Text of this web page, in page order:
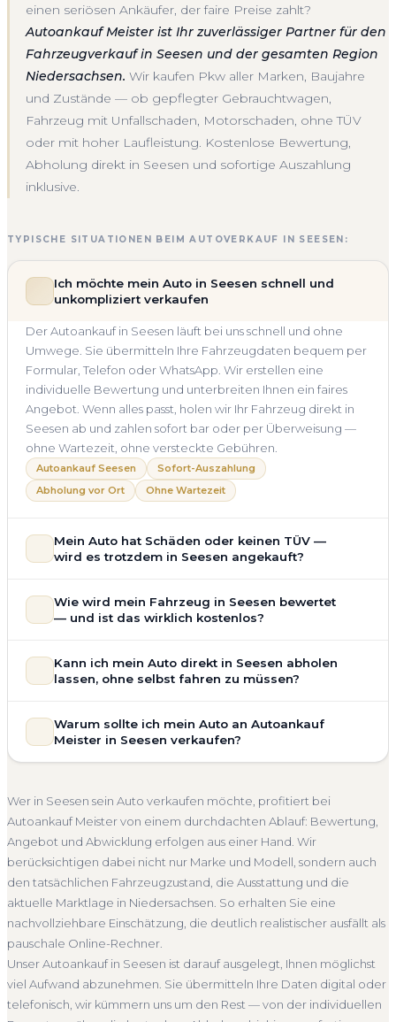
einen seriösen Ankäufer, der faire Preise zahlt?
Autoankauf Meister ist Ihr zuverlässiger Partner für den
Fahrzeugverkauf in Seesen und der gesamten Region
Niedersachsen. Wir kaufen Pkw aller Marken, Baujahre
und Zustände — ob gepflegter Gebrauchtwagen,
Fahrzeug mit Unfallschaden, Motorschaden, ohne TÜV
oder mit hoher Laufleistung. Kostenlose Bewertung,
Abholung direkt in Seesen und sofortige Auszahlung
inklusive.
TYPISCHE SITUATIONEN BEIM AUTOVERKAUF IN SEESEN:
Ich möchte mein Auto in Seesen schnell und
unkompliziert verkaufen
Der Autoankauf in Seesen läuft bei uns schnell und ohne
Umwege. Sie übermitteln Ihre Fahrzeugdaten bequem per
Formular, Telefon oder WhatsApp. Wir erstellen eine
individuelle Bewertung und unterbreiten Ihnen ein faires
Angebot. Wenn alles passt, holen wir Ihr Fahrzeug direkt in
Seesen ab und zahlen sofort bar oder per Überweisung —
ohne Wartezeit, ohne versteckte Gebühren.
Autoankauf Seesen
Sofort-Auszahlung
Abholung vor Ort
Ohne Wartezeit
Mein Auto hat Schäden oder keinen TÜV —
wird es trotzdem in Seesen angekauft?
Motorschaden, Getriebeschaden, abgelaufenem TÜV oder
allgemeinem Reparaturbedarf direkt in Seesen an. Der
Bewertung ein. Anders als Online-Rechner berücksichtigen
wir den realen Zustand und die aktuelle Nachfrage für eine
Unfallwagen Seesen Motorschaden
Ohne TÜV
Getriebeschaden
Faire Bewertung
Wie wird mein Fahrzeug in Seesen bewertet
— und ist das wirklich kostenlos?
ist vollständig kostenlos und unverbindlich. Wir prüfen Marke,
Modell, Baujahr, Kilometerstand, Ausstattung, Pflegezustand
Schätzung, sondern eine fundierte Einschätzung, die nah am
tatsächlichen Verkaufspreis liegt — speziell für den Markt in
Niedersachsen.
Seriöse Einschätzung
Kann ich mein Auto direkt in Seesen abholen
lassen, ohne selbst fahren zu müssen?
umfasst die kostenlose Abholung direkt an Ihrer Adresse —
egal ob zu Hause, am Arbeitsplatz oder an einem Treffpunkt
direkt bei Übergabe, auf Wunsch übernehmen wir auch die
Abmeldung.
Abholung Seesen Nicht fahrbereit
Barzahlung
Abmeldung inklusive
Warum sollte ich mein Auto an Autoankauf
Meister in Seesen verkaufen?
deutschlandweit an — auch in Seesen und ganz
Niedersachsen. Sie erhalten eine kostenlose Bewertung, ein
verbindliches Angebot und auf Wunsch den kompletten
Service von der Abholung bis zur Abmeldung. Über 4.800
zufriedene Kunden sprechen für sich.
Seit 2010 4.800+ Ankäufe
Komplettservice
Niedersachsen
Wer in Seesen sein Auto verkaufen möchte, profitiert bei
Autoankauf Meister von einem durchdachten Ablauf: Bewertung,
Angebot und Abwicklung erfolgen aus einer Hand. Wir
berücksichtigen dabei nicht nur Marke und Modell, sondern auch
den tatsächlichen Fahrzeugzustand, die Ausstattung und die
aktuelle Marktlage in Niedersachsen. So erhalten Sie eine
nachvollziehbare Einschätzung, die deutlich realistischer ausfällt als
pauschale Online-Rechner.
Unser Autoankauf in Seesen ist darauf ausgelegt, Ihnen möglichst
viel Aufwand abzunehmen. Sie übermitteln Ihre Daten digital oder
telefonisch, wir kümmern uns um den Rest — von der individuellen